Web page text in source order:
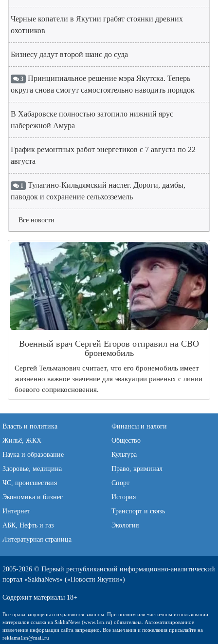
Черные копатели в Якутии грабят стоянки древних
охотников
Бизнесу дадут второй шанс до суда
3 Принципиальное решение мэра Якутска. Теперь
округа снова смогут самостоятельно наводить порядок
В Хабаровске полностью затопило нижний ярус
набережной Амура
График ремонтных работ энергетиков с 7 августа по 22
августа
1 Тулагино-Кильдямский наслег. Дороги, дамбы,
паводок и сохранение сельхозземель
Все новости
Военный врач Сергей Егоров отправил на СВО
бронемобиль
Сергей Тельманович считает, что его бронемобиль имеет
жизненно важное значение для эвакуации раненых с линии
боевого соприкосновения.
Власть и политика
Финансы и налоги
Жильё, ЖКХ
Общество
Наука и образование
Культура
Здоровье, медицина
Право, криминал
ЧС, происшествия
Спорт
Экономика и бизнес
История
Интернет
Транспорт и связь
АБК, Нефть и газ
Экология
Литературная страница
2005-2026 © Первый республиканский информационно-аналитический
портал «SakhaNews» («Новости Якутии»)
Содержит материалы 18+
Все права защищены и охраняются законом. При полном или частичном использовании
материалов ссылка на SakhaNews (www.1sn.ru) обязательна. Автоматизированное
извлечение информации сайта запрещено. Все замечания и пожелания присылайте на
reklama1sn@mail.ru